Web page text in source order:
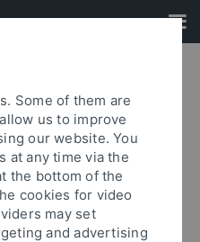
Some of them are
us to improve
our website. You
at any time via the
the bottom of the
cookies for video
may set
and advertising